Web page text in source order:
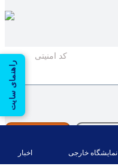
راهنمای سایت
نمایشگاه خارجی اخبار
کد امنیتی